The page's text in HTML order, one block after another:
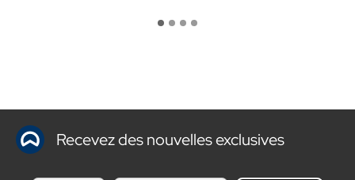
Recevez des nouvelles exclusives